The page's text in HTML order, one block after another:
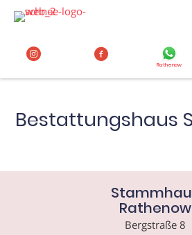
Zum
Inhalt
springen
Rathenow
Bestattungshaus
Rathenow
Bergstraße 8